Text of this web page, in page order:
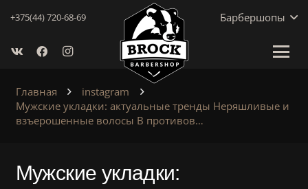
+375(44) 720-68-69 Барбершопы
Главная
instagram
Мужские укладки: актуальные тренды Неряшливые и
взъерошенные волосы В противов…
Мужские укладки: